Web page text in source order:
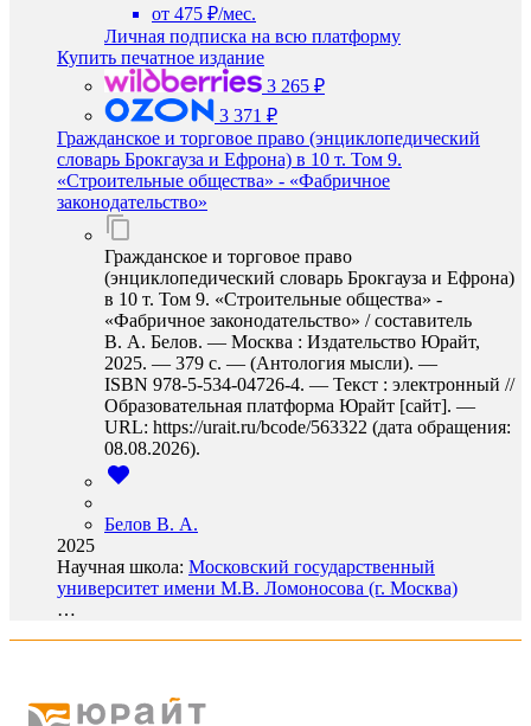
от 475 ₽/мес.
Личная подписка на всю платформу
Купить печатное издание
3 265 ₽
3 371 ₽
Гражданское и торговое право (энциклопедический
словарь Брокгауза и Ефрона) в 10 т. Том 9.
«Строительные общества» - «Фабричное
законодательство»
Гражданское и торговое право
(энциклопедический словарь Брокгауза и Ефрона)
в 10 т. Том 9. «Строительные общества» -
«Фабричное законодательство» / составитель
В. А. Белов. — Москва : Издательство Юрайт,
2025. — 379 с. — (Антология мысли). —
ISBN 978-5-534-04726-4. — Текст : электронный //
Образовательная платформа Юрайт [сайт]. —
URL: https://urait.ru/bcode/563322 (дата обращения:
08.08.2026).
Белов В. А.
2025
Научная школа: Московский государственный
университет имени М.В. Ломоносова (г. Москва)
…